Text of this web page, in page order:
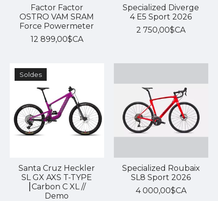
Factor Factor
OSTRO VAM SRAM
Force Powermeter
12 899,00$CA
Specialized Diverge
4 E5 Sport 2026
2 750,00$CA
Soldes
Santa Cruz Heckler
SL GX AXS T-TYPE
⎮Carbon C XL //
Demo
Specialized Roubaix
SL8 Sport 2026
4 000,00$CA